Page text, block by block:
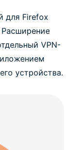
для Firefox
VPN-
устройства.